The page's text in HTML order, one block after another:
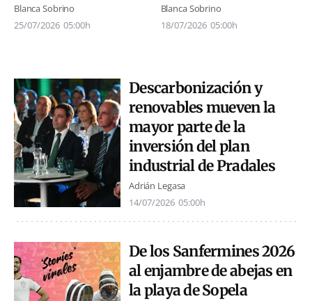
Blanca Sobrino
25/07/2026 05:00h
Blanca Sobrino
18/07/2026 05:00h
Descarbonización y
renovables mueven la
mayor parte de la
inversión del plan
industrial de Pradales
Adrián Legasa
14/07/2026 05:00h
De los Sanfermines 2026
al enjambre de abejas en
la playa de Sopela